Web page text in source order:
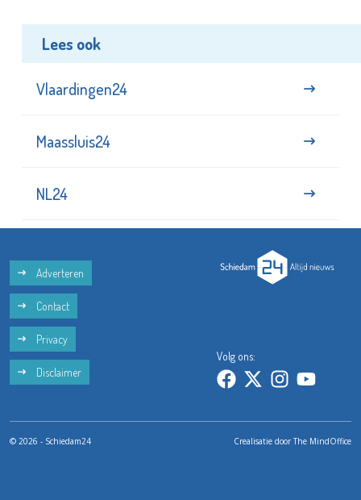
Lees ook
Vlaardingen24
Maassluis24
NL24
Adverteren
Contact
Privacy
Disclaimer
Volg ons:
© 2026 - Schiedam24 Crealisatie doorThe MindOffice